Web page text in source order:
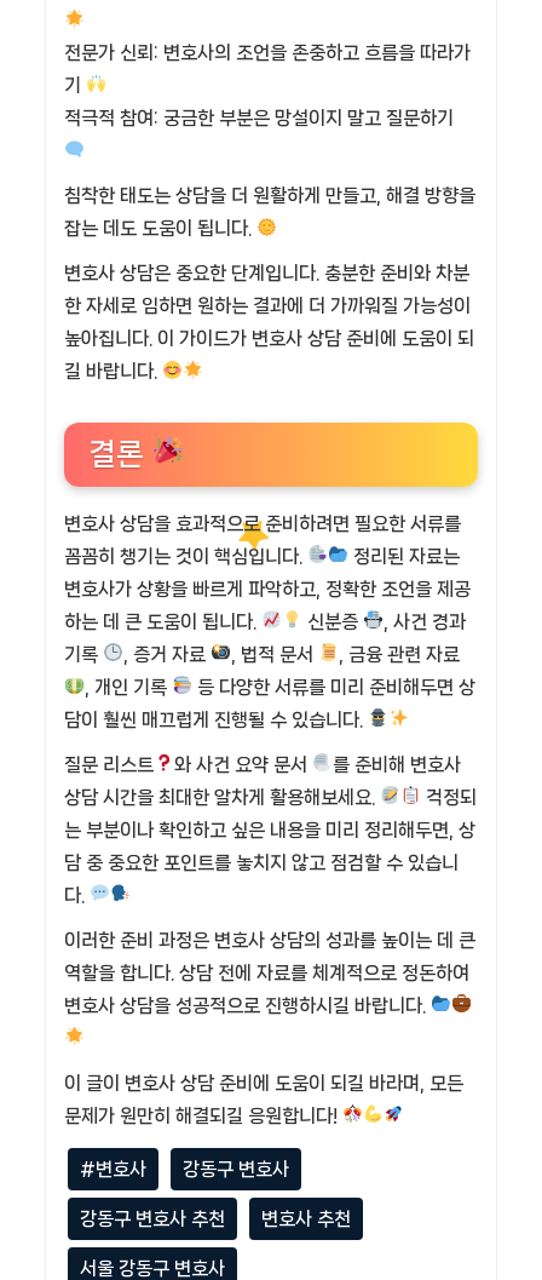
전문가 신뢰: 변호사의 조언을 존중하고 흐름을 따라가
기
적극적 참여: 궁금한 부분은 망설이지 말고 질문하기
침착한 태도는 상담을 더 원활하게 만들고, 해결 방향을
잡는 데도 도움이 됩니다.
변호사 상담은 중요한 단계입니다. 충분한 준비와 차분
한 자세로 임하면 원하는 결과에 더 가까워질 가능성이
높아집니다. 이 가이드가 변호사 상담 준비에 도움이 되
길 바랍니다.
결론
변호사 상담을 효과적으로 준비하려면 필요한 서류를
꼼꼼히 챙기는 것이 핵심입니다.
정리된 자료는
변호사가 상황을 빠르게 파악하고, 정확한 조언을 제공
하는 데 큰 도움이 됩니다.
신분증
, 사건 경과
기록
, 증거 자료 , 법적 문서
, 금융 관련 자료
, 개인 기록
등 다양한 서류를 미리 준비해두면 상
담이 훨씬 매끄럽게 진행될 수 있습니다.
질문 리스트 와 사건 요약 문서
를 준비해 변호사
상담 시간을 최대한 알차게 활용해보세요.
걱정되
는 부분이나 확인하고 싶은 내용을 미리 정리해두면, 상
담 중 중요한 포인트를 놓치지 않고 점검할 수 있습니
다.
이러한 준비 과정은 변호사 상담의 성과를 높이는 데 큰
역할을 합니다. 상담 전에 자료를 체계적으로 정돈하여
변호사 상담을 성공적으로 진행하시길 바랍니다.
이 글이 변호사 상담 준비에 도움이 되길 바라며, 모든
문제가 원만히 해결되길 응원합니다!
#변호사 강동구 변호사
강동구 변호사 추천 변호사 추천
서울 강동구 변호사